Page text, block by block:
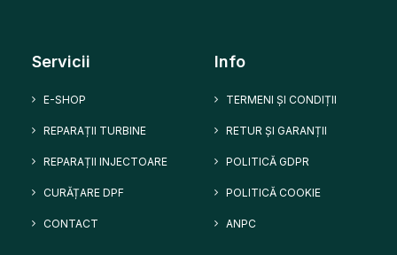
Servicii
E-SHOP
REPARAȚII TURBINE
REPARAȚII INJECTOARE
CURĂȚARE DPF
CONTACT
Info
TERMENI ȘI CONDIȚII
RETUR ȘI GARANȚII
POLITICĂ GDPR
POLITICĂ COOKIE
ANPC